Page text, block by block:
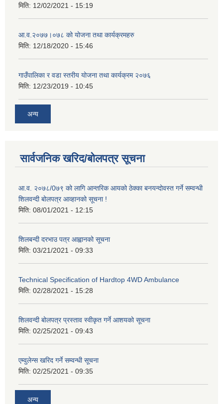
मिति: 12/02/2021 - 15:19
आ.व.२०७७।०७८ को योजना तथा कार्यक्रमहरु
मिति: 12/18/2020 - 15:46
गाउँपालिका र वडा स्तरीय योजना तथा कार्यक्रम २०७६
मिति: 12/23/2019 - 10:45
अन्य
सार्वजनिक खरिद/बोलपत्र सूचना
आ.व. २०७८/0७९ को लागि आन्तरिक आयको ठेक्का बनयन्दोवस्त गर्ने सम्वन्धी
शिलवन्दी बोलपत्र आव्हानको सूचना !
मिति: 08/01/2021 - 12:15
शिलबन्दी दरभाउ पत्र आह्वानको सूचना
मिति: 03/21/2021 - 09:33
Technical Specification of Hardtop 4WD Ambulance
मिति: 02/28/2021 - 15:28
शिलवन्दी बोलपत्र प्रस्ताव स्वीकृत गर्ने आशयको सूचना
मिति: 02/25/2021 - 09:43
एम्वुलेन्स खरिद गर्ने सम्वन्धी सूचना
मिति: 02/25/2021 - 09:35
अन्य